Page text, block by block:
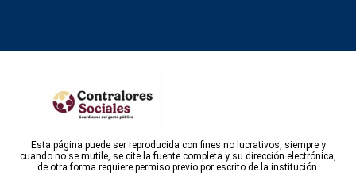
Esta página puede ser reproducida con fines no lucrativos, siempre y
cuando no se mutile, se cite la fuente completa y su dirección electrónica,
de otra forma requiere permiso previo por escrito de la institución.